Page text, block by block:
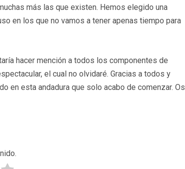
más las que existen. Hemos elegido una
en los que no vamos a tener apenas tiempo para
hacer mención a todos los componentes de
el cual no olvidaré. Gracias a todos y
en esta andadura que solo acabo de comenzar. Os